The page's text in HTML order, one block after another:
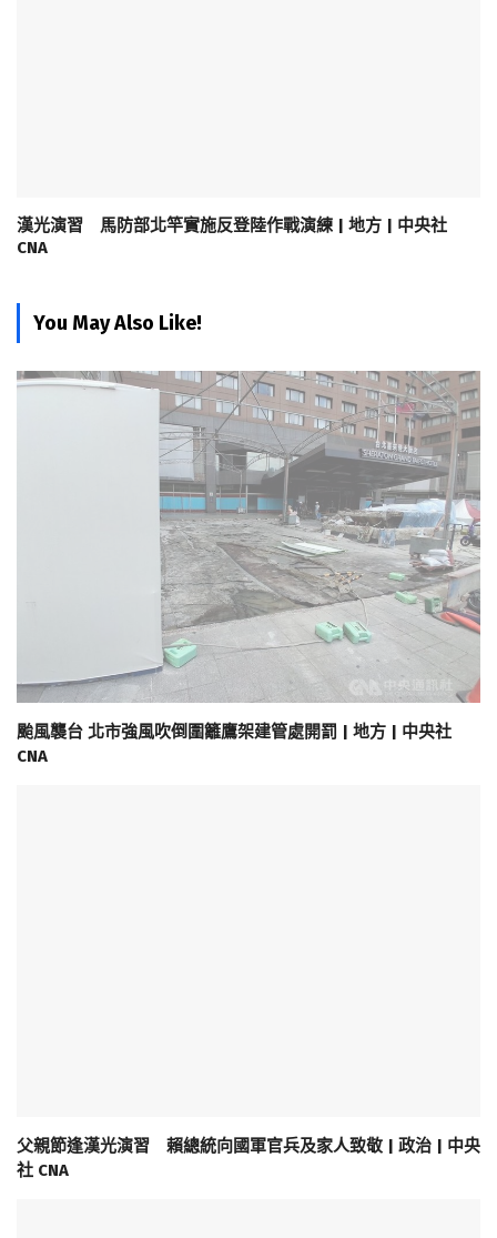
漢光演習 馬防部北竿實施反登陸作戰演練 | 地方 | 中央社
CNA
You May Also Like!
颱風襲台 北市強風吹倒圍籬鷹架建管處開罰 | 地方 | 中央社
CNA
父親節逢漢光演習 賴總統向國軍官兵及家人致敬 | 政治 | 中央
社 CNA